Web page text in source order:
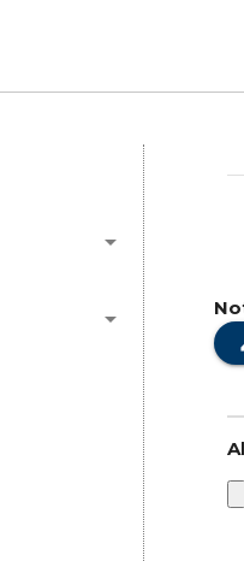
arrow_drop_down
arrow_drop_down